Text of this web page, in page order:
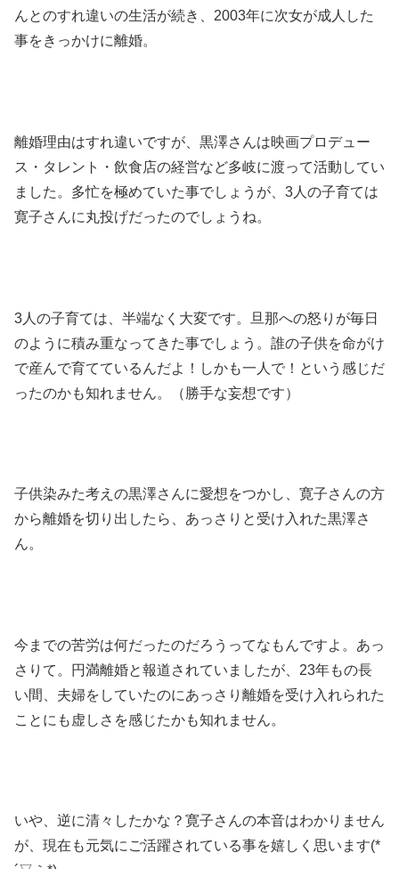
んとのすれ違いの生活が続き、2003年に次女が成人した
事をきっかけに離婚。
離婚理由はすれ違いですが、黒澤さんは映画プロデュー
ス・タレント・飲食店の経営など多岐に渡って活動してい
ました。多忙を極めていた事でしょうが、3人の子育ては
寛子さんに丸投げだったのでしょうね。
3人の子育ては、半端なく大変です。旦那への怒りが毎日
のように積み重なってきた事でしょう。誰の子供を命がけ
で産んで育てているんだよ！しかも一人で！という感じだ
ったのかも知れません。（勝手な妄想です）
子供染みた考えの黒澤さんに愛想をつかし、寛子さんの方
から離婚を切り出したら、あっさりと受け入れた黒澤さ
ん。
今までの苦労は何だったのだろうってなもんですよ。あっ
さりて。円満離婚と報道されていましたが、23年もの長
い間、夫婦をしていたのにあっさり離婚を受け入れられた
ことにも虚しさを感じたかも知れません。
いや、逆に清々したかな？寛子さんの本音はわかりません
が、現在も元気にご活躍されている事を嬉しく思います(*